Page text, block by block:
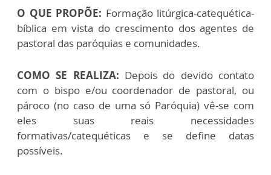
O QUE PROPÕE: Formação litúrgica-catequética-
bíblica em vista do crescimento dos agentes de
pastoral das paróquias e comunidades.
COMO SE REALIZA: Depois do devido contato
com o bispo e/ou coordenador de pastoral, ou
pároco (no caso de uma só Paróquia) vê-se com
eles suas reais necessidades
formativas/catequéticas e se define datas
possíveis.